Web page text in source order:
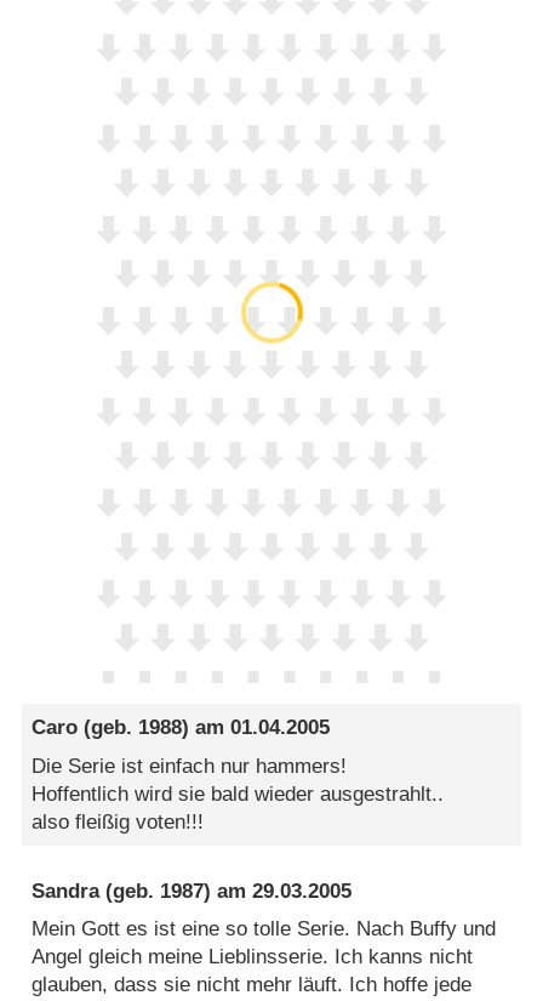
Caro (geb. 1988) am01.04.2005
Die Serie ist einfach nur hammers!
Hoffentlich wird sie bald wieder ausgestrahlt..
also fleißig voten!!!
Sandra(geb. 1987) am29.03.2005
Mein Gott es ist eine so tolle Serie. Nach Buffy und
Angel gleich meine Lieblinsserie. Ich kanns nicht
glauben, dass sie nicht mehr läuft. Ich hoffe jede